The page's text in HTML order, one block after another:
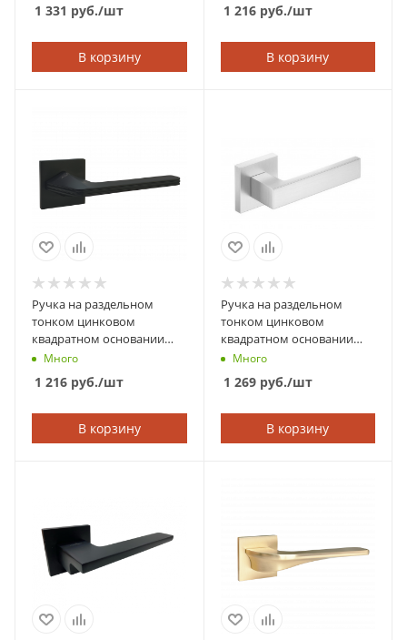
1 331 руб./шт
В корзину
1 216руб./шт
В корзину
Ручка на раздельном
тонком цинковом
квадратном основании
ABRISS 21.172 MBP
(Чёрный матовый)
Много
1 216 руб./шт
В корзину
Ручка на раздельном
тонком цинковом
квадратном основании
ABRISS 21.150 MCP
(Матовый хром)
Много
1 269руб./шт
В корзину